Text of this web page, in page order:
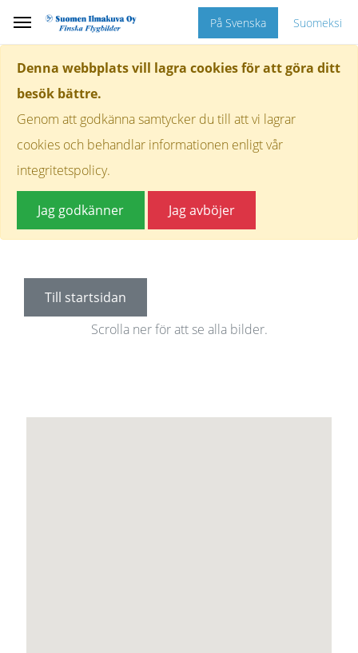
Denna webbplats vill lagra cookies för att göra ditt
besök bättre.
Genom att godkänna samtycker du till att vi lagrar
cookies och behandlar informationen enligt vår
integritetspolicy.
Jag godkänner Jag avböjer
På Svenska Suomeksi
Till startsidan
Scrolla ner för att se alla bilder.